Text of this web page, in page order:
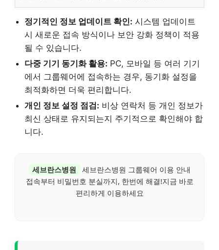
정기적인 정보 업데이트 확인: 시스템 업데이트
시 새로운 접속 방식이나 보안 강화 정책이 적용
될 수 있습니다.
다중 기기 동기화 활용: PC, 모바일 등 여러 기기
에서 그룹웨어에 접속하는 경우, 동기화 설정을
최적화하면 더욱 편리합니다.
개인 정보 설정 점검: 비상 연락처 등 개인 정보가
최신 상태로 유지되는지 주기적으로 확인해야 합
니다.
세브란스병원
세브란스병원 그룹웨어 이용 안내
접속부터 비밀번호 분실까지, 한번에 해결!지금 바로
편리하게 이용하세요